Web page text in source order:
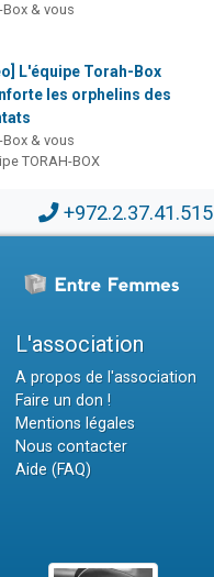
Box & vous
L'équipe Torah-Box
les orphelins des
Box & vous
TORAH-BOX
+972.2.37.41.515
L'association
A propos de l'association
Faire un don !
Mentions légales
Nous contacter
Aide (FAQ)